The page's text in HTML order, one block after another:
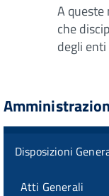
A
che
degli
Disposizioni
Atti Generali